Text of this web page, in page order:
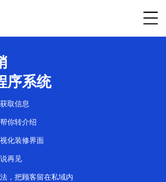
序系统
取信息
你转介绍
化装修界面
再见
，把顾客留在私域内